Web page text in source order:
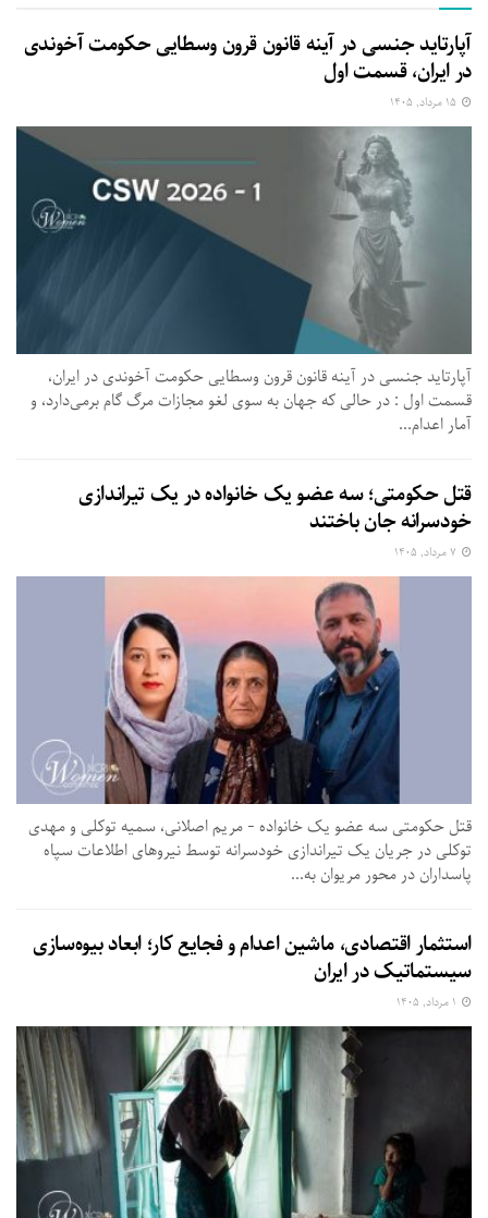
آپارتاید جنسی در آینه قانون قرون وسطایی حکومت آخوندی
در ایران، قسمت اول
آپارتاید جنسی در آینه قانون قرون وسطایی حکومت آخوندی در ایران،
قسمت اول : در حالی که جهان به سوی لغو مجازات مرگ گام برمی‌دارد، و
آمار اعدام...
قتل حکومتی؛ سه عضو یک خانواده در یک تیراندازی
خودسرانه جان باختند
قتل حکومتی سه عضو یک خانواده - مریم اصلانی، سمیه توکلی و مهدی
توکلی در جریان یک تیراندازی خودسرانه توسط نیروهای اطلاعات سپاه
پاسداران در محور مریوان به...
استثمار اقتصادی، ماشین اعدام و فجایع کار؛ ابعاد بیوه‌سازی
سیستماتیک در ایران